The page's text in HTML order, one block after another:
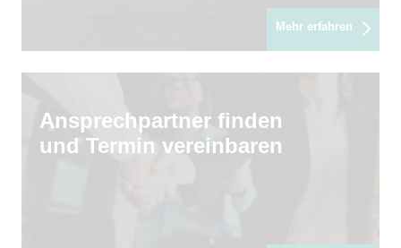
Mehr erfahren
Ansprechpartner finden
und Termin vereinbaren